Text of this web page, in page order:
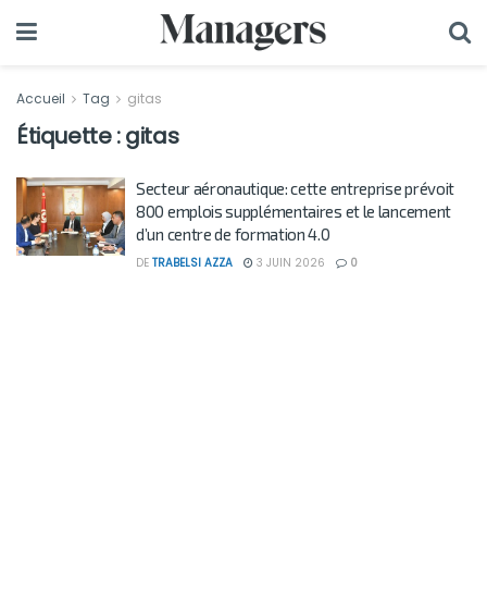
Accueil Tag gitas
Étiquette :gitas
Secteur aéronautique: cette entreprise prévoit
800 emplois supplémentaires et le lancement
d’un centre de formation 4.0
DE TRABELSI AZZA 3 JUIN 2026 0